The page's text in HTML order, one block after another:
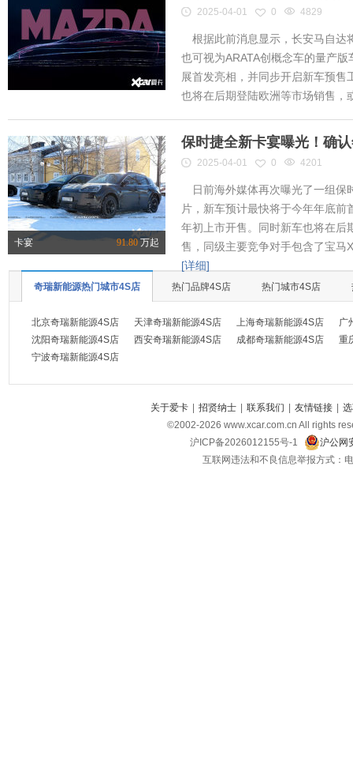
2025-04-01 0 4829
根据此前消息显示，长安马自达
也可视为ARATA创概念车的量产
展首发亮相，并同步开启新车预售
也将在后期登陆欧洲等市场销售，
卡宴 91.80万起
保时捷全新卡宴曝光！确
2025-04-01 0 4201
日前海外媒体再次曝光了一组保
片，新车预计最快将于今年年底
年初上市开售。同时新车也将在后
售，同级主要竞争对手包含了宝马
[详细]
奇瑞新能源热门城市4S店 热门品牌4S店 热门城市4S店
北京奇瑞新能源4S店 天津奇瑞新能源4S店 上海奇瑞新能源4S店
广
沈阳奇瑞新能源4S店
西安奇瑞新能源4S店 成都奇瑞新能源4S店
重
宁波奇瑞新能源4S店
关于爱卡 | 招贤纳士 | 联系我们 | 友情链接 |
©2002-2026 www.xcar.com.cn All rights
沪ICP备2026012155号-1
沪公网
互联网违法和不良信息举报方式：